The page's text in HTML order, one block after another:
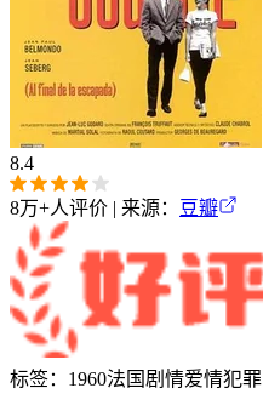
8.4
8万+人评价 | 来源： 豆瓣
标签： 1960法国 剧情爱情犯罪